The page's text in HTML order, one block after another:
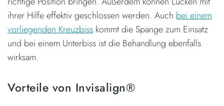
ihrer Hilfe effektiv geschlossen werden. Auch bei einem
vorliegenden Kreuzbiss kommt die Spange zum Einsatz
und bei einem Unterbiss ist die Behandlung ebenfalls
wirksam.
Vorteile von Invisalign®